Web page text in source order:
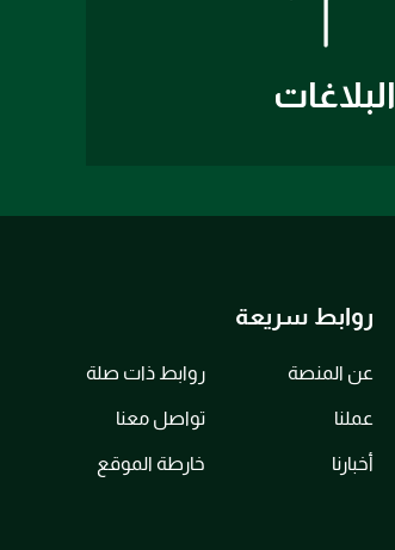
البلاغات
روابط سريعة
عن المنصة
عملنا
أخبارنا
روابط ذات صلة
تواصل معنا
خارطة الموقع